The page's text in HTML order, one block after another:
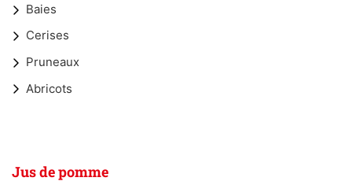
Baies
Cerises
Pruneaux
Abricots
Jus de pomme